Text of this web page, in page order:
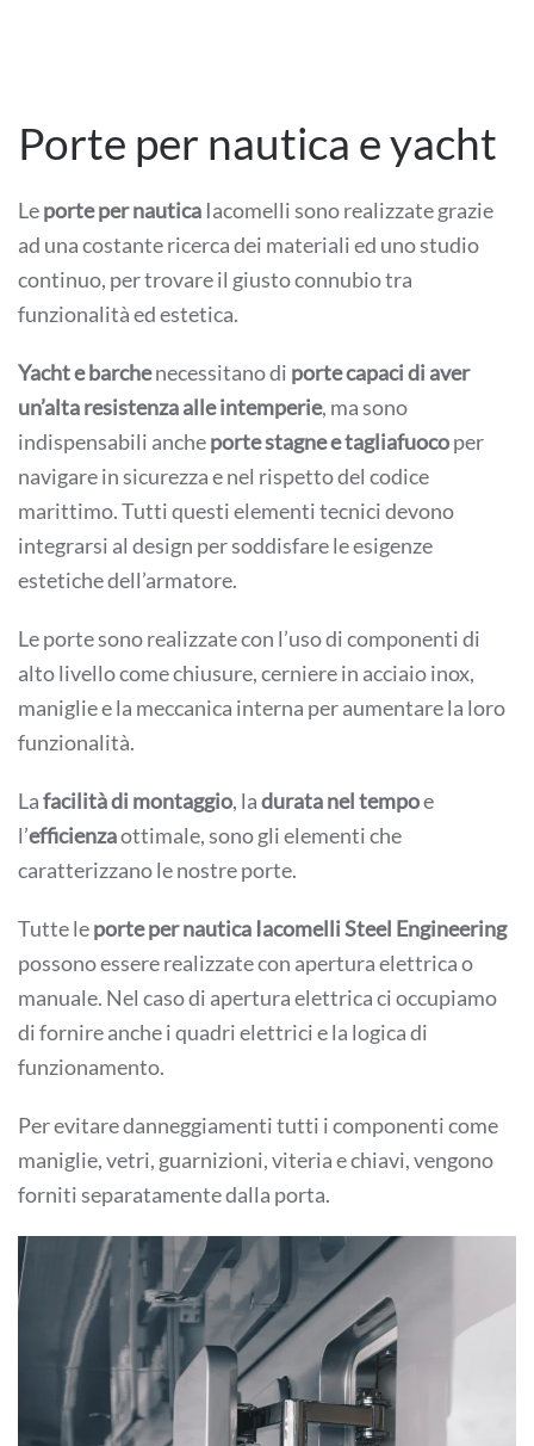
Porte per nautica e yacht
Leporte per nautica Iacomelli sono realizzate grazie
ad una costante ricerca dei materiali ed uno studio
continuo, per trovare il giusto connubio tra
funzionalità ed estetica.
Yacht e barchenecessitano di porte capaci di aver
un’alta resistenza alle intemperie, ma sono
indispensabili ancheporte stagne e tagliafuocoper
navigare in sicurezza e nel rispetto del codice
marittimo. Tutti questi elementi tecnici devono
integrarsi al design per soddisfare le esigenze
estetiche dell’armatore.
Le porte sono realizzate con l’uso di componenti di
alto livello come chiusure, cerniere in acciaio inox,
maniglie e la meccanica interna per aumentare la loro
funzionalità.
Lafacilità di montaggio, ladurata nel tempoe
l’efficienzaottimale, sono gli elementi che
caratterizzano le nostre porte.
Tutte leporte per nautica Iacomelli Steel Engineering
possono essere realizzate con apertura elettrica o
manuale. Nel caso di apertura elettrica ci occupiamo
di fornire anche i quadri elettrici e la logica di
funzionamento.
Per evitare danneggiamenti tutti i componenti come
maniglie, vetri, guarnizioni, viteria e chiavi, vengono
forniti separatamente dalla porta.